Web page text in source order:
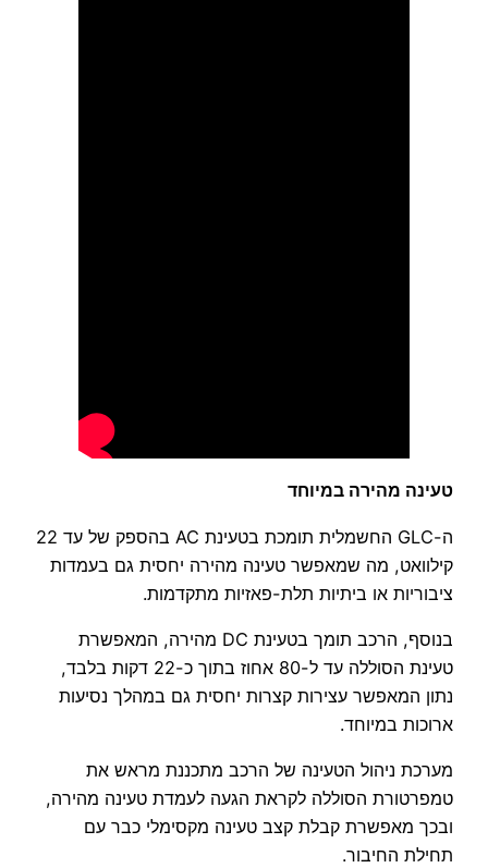
טעינה מהירה במיוחד
ה-GLC החשמלית תומכת בטעינת AC בהספק של עד 22
קילוואט, מה שמאפשר טעינה מהירה יחסית גם בעמדות
ציבוריות או ביתיות תלת-פאזיות מתקדמות.
בנוסף, הרכב תומך בטעינת DC מהירה, המאפשרת
טעינת הסוללה עד ל-80 אחוז בתוך כ-22 דקות בלבד,
נתון המאפשר עצירות קצרות יחסית גם במהלך נסיעות
ארוכות במיוחד.
מערכת ניהול הטעינה של הרכב מתכננת מראש את
טמפרטורת הסוללה לקראת הגעה לעמדת טעינה מהירה,
ובכך מאפשרת קבלת קצב טעינה מקסימלי כבר עם
תחילת החיבור.